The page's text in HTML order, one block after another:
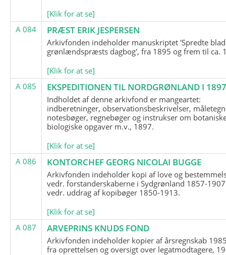
[Klik for at se]
A 084
PRÆST ERIK JESPERSEN
Arkivfonden indeholder manuskriptet 'Spredte
grønlændspræsts dagbog', fra 1895 og frem til ca.
[Klik for at se]
A 085
EKSPEDITIONEN TIL NORDGRØNLAND I
Indholdet af denne arkivfond er mangeartet:
indberetninger, observationsbeskrivelser,
notesbøger, regnebøger og instrukser om
biologiske opgaver m.v., 1897.
[Klik for at se]
A 086
KONTORCHEF GEORG NICOLAI BUGGE
Arkivfonden indeholder kopi af love og
vedr. forstanderskaberne i Sydgrønland 1857-
vedr. uddrag af kopibøger 1850-1913.
[Klik for at se]
A 087
ARVEPRINS KNUDS FOND
Arkivfonden indeholder kopier af årsregnskab
fra oprettelsen og oversigt over legatmodtagere,